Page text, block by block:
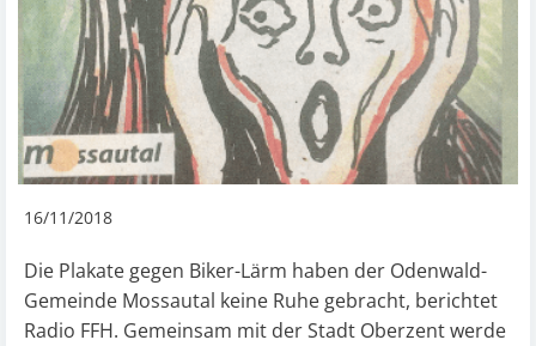
16/11/2018
Die Plakate gegen Biker-Lärm haben der Odenwald-
Gemeinde Mossautal keine Ruhe gebracht, berichtet
Radio FFH. Gemeinsam mit der Stadt Oberzent werde